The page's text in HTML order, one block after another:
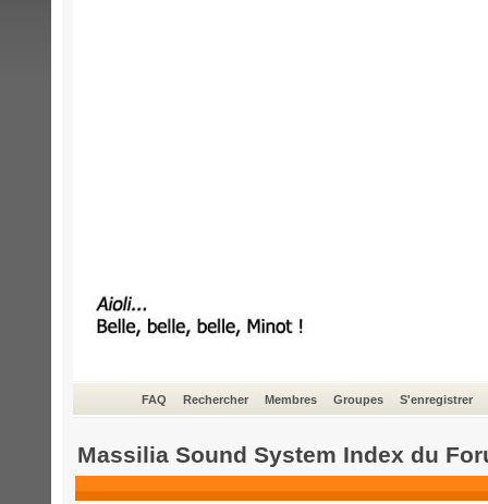
FAQ Rechercher Membres Groupes S'enregistrer
Massilia Sound System Index du